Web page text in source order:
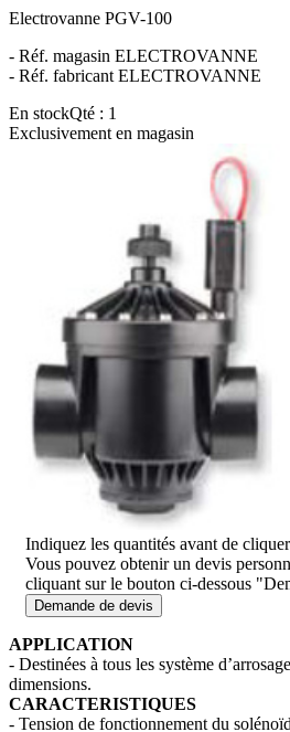
Electrovanne PGV-100
- Réf. magasin ELECTROVANNE
- Réf. fabricant ELECTROVANNE
En stockQté : 1
Exclusivement en magasin
Indiquez les quantités avant de cliquer
Vous pouvez obtenir un devis
cliquant sur le bouton ci-dessous
Demande de devis
APPLICATION
- Destinées à tous les système
dimensions.
CARACTERISTIQUES
- Tension de fonctionnement du